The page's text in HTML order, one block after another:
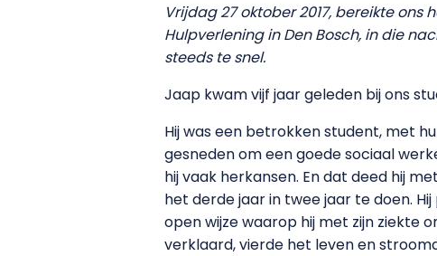
Vrijdag 27 oktober 2017, bereikte
Hulpverlening in Den Bosch, in die
steeds te snel.
Jaap kwam vijf jaar geleden bij ons
Hij was een betrokken student, met
gesneden om een goede sociaal
hij vaak herkansen. En dat deed hij
het derde jaar in twee jaar te doen.
open wijze waarop hij met zijn ziekte
verklaard, vierde het leven en